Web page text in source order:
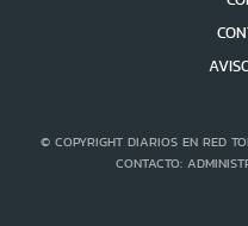
© COPYRIGHT DIARIOS EN RED
CONTACTO: